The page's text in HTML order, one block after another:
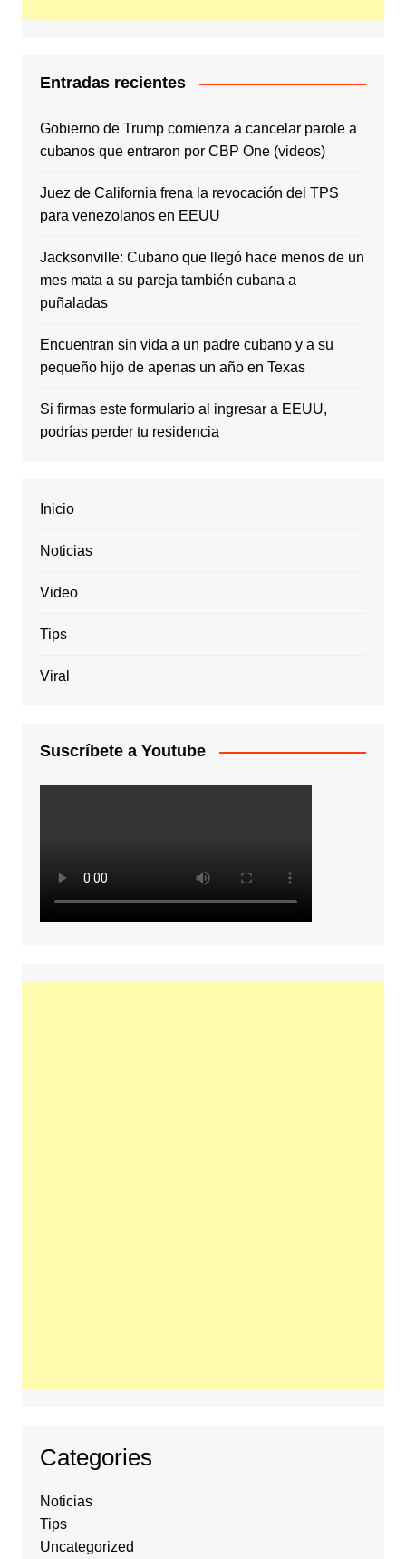
Entradas recientes
Gobierno de Trump comienza a cancelar parole a
cubanos que entraron por CBP One (videos)
Juez de California frena la revocación del TPS
para venezolanos en EEUU
Jacksonville: Cubano que llegó hace menos de un
mes mata a su pareja también cubana a
puñaladas
Encuentran sin vida a un padre cubano y a su
pequeño hijo de apenas un año en Texas
Si firmas este formulario al ingresar a EEUU,
podrías perder tu residencia
Inicio
Noticias
Video
Tips
Viral
Suscríbete a Youtube
Categories
Noticias
Tips
Uncategorized